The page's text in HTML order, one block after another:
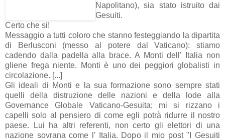
Napolitano), sia stato istruito dai
Gesuiti.
Certo che si!
Messaggio a tutti coloro che stanno festeggiando la dipartita
di Berlusconi (messo al potere dal Vaticano): stiamo
cadendo dalla padella alla brace. A Monti dell' Italia non
gliene frega niente. Monti è uno dei peggiori globalisti in
circolazione. [...]
Gli ideali di Monti e la sua formazione sono sempre stati
quelli della distruzione delle nazioni e della lode alla
Governance Globale Vaticano-Gesuita; mi si rizzano i
capelli solo al pensiero di come egli potrà ridurre il nostro
paese. Lui ha altri referenti, non certo gli elettori di una
nazione sovrana come l' Italia. Dopo il mio post "I Gesuiti